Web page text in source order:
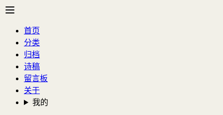
首页
分类
归档
诗稿
留言板
关于
我的